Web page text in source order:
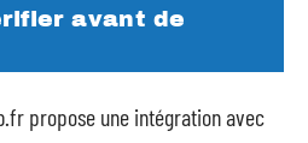
avant de
propose une intégration avec